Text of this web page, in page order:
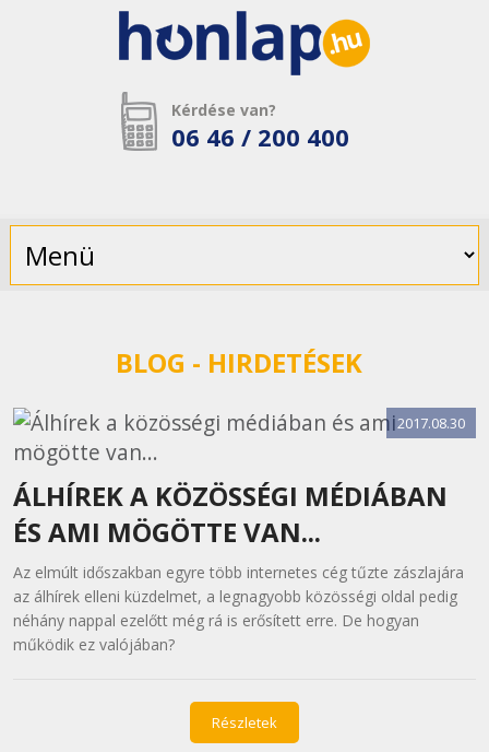
Kérdése van?
06 46 / 200 400
BLOG - HIRDETÉSEK
2017.08.30
ÁLHÍREK A KÖZÖSSÉGI MÉDIÁBAN
ÉS AMI MÖGÖTTE VAN...
Az elmúlt időszakban egyre több internetes cég tűzte zászlajára
az álhírek elleni küzdelmet, a legnagyobb közösségi oldal pedig
néhány nappal ezelőtt még rá is erősített erre. De hogyan
működik ez valójában?
Részletek